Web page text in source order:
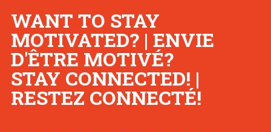
WANT TO STAY
MOTIVATED? | ENVIE
D'ÊTRE MOTIVÉ?
STAY CONNECTED! |
RESTEZ CONNECTÉ!